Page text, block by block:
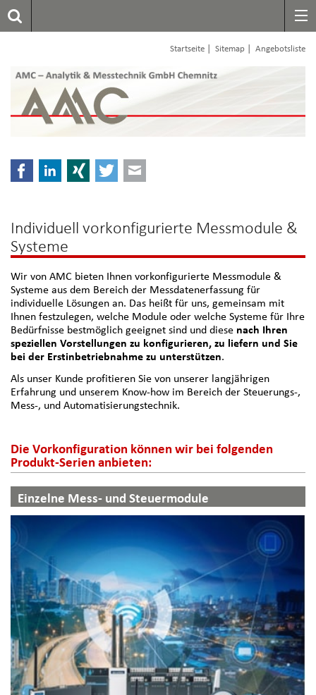
Startseite Sitemap Angebotsliste
FacebookLinkedInXing Twitter
Individuell vorkonfigurierte Messmodule &
Systeme
Wir von AMC bieten Ihnen vorkonfigurierte Messmodule &
Systeme aus dem Bereich der Messdatenerfassung für
individuelle Lösungen an. Das heißt für uns, gemeinsam mit
Ihnen festzulegen, welche Module oder welche Systeme für Ihre
Bedürfnisse bestmöglich geeignet sind und diese nach Ihren
speziellen Vorstellungen zu konfigurieren, zu liefern und Sie
bei der Erstinbetriebnahme zu unterstützen.
Als unser Kunde profitieren Sie von unserer langjährigen
Erfahrung und unserem Know-how im Bereich der Steuerungs-,
Mess-, und Automatisierungstechnik.
Die Vorkonfiguration können wir bei folgenden
Produkt-Serien anbieten:
Einzelne Mess- und Steuermodule